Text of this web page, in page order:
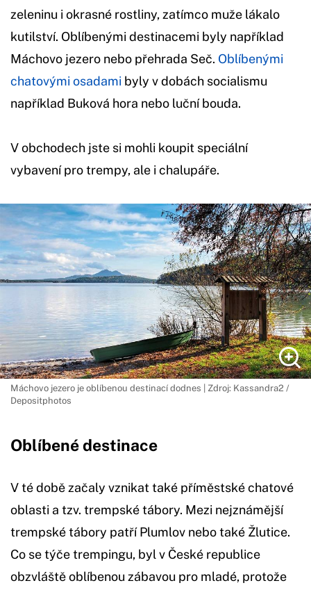
zeleninu i okrasné rostliny, zatímco muže lákalo
kutilství. Oblíbenými destinacemi byly například
Máchovo jezero nebo přehrada Seč. Oblíbenými
chatovými osadami byly v dobách socialismu
například Buková hora nebo luční bouda.
V obchodech jste si mohli koupit speciální
vybavení pro trempy, ale i chalupáře.
Máchovo jezero je oblíbenou destinací dodnes | Zdroj: Kassandra2 /
Depositphotos
Oblíbené destinace
V té době začaly vznikat také příměstské chatové
oblasti a tzv. trempské tábory. Mezi nejznámější
trempské tábory patří Plumlov nebo také Žlutice.
Co se týče trempingu, byl v České republice
obzvláště oblíbenou zábavou pro mladé, protože